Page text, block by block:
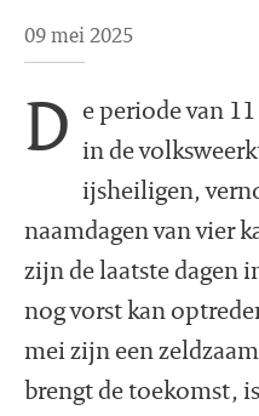
09 mei 2025
D e periode van
in de
ijsheiligen,
naamdagen van vier
zijn de laatste dagen
nog vorst kan
mei zijn een
brengt de toekomst,